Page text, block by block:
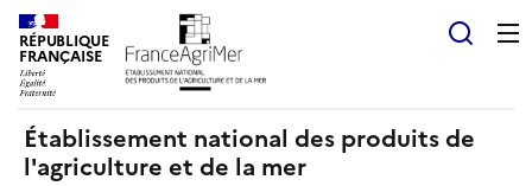
RÉPUBLIQUE
FRANÇAISE
Établissement national des produits de
l'agriculture et de la mer
Panneau de gestion des cookies